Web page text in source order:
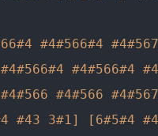
#4#566#4
#4#566#4
#4#566
#43 3#1]
[6#5#4